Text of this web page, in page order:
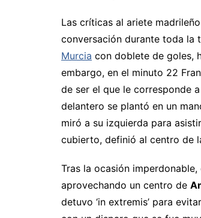
Las críticas al ariete
conversación durante toda la
Murcia con doblete de goles,
embargo, en el minuto 22
de ser el que le corresponde
delantero se plantó en un
miró a su izquierda para
cubierto, definió al centro de
Tras la ocasión
aprovechando un centro de
detuvo ‘in extremis’ para